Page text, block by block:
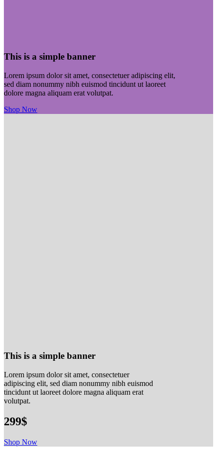
This is a simple banner
Lorem ipsum dolor sit amet, consectetuer adipiscing elit,
sed diam nonummy nibh euismod tincidunt ut laoreet
dolore magna aliquam erat volutpat.
Shop Now
This is a simple banner
Lorem ipsum dolor sit amet, consectetuer
adipiscing elit, sed diam nonummy nibh euismod
tincidunt ut laoreet dolore magna aliquam erat
volutpat.
299$
Shop Now